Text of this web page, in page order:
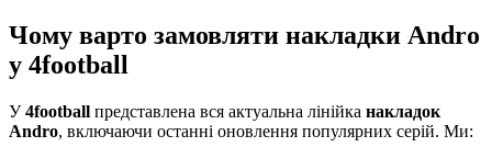
Чому варто замовляти накладки Andro
у 4football
У4football представлена вся актуальна лінійка накладок
Andro, включаючи останні оновлення популярних серій. Ми: